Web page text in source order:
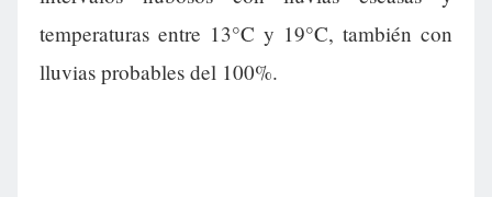
temperaturas entre 13°C y 19°C, también con
lluvias probables del 100%.